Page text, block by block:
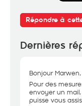
Répondre à
Dernières
Bonjour Marwen,
Pour des
envoyer un
puisse vous